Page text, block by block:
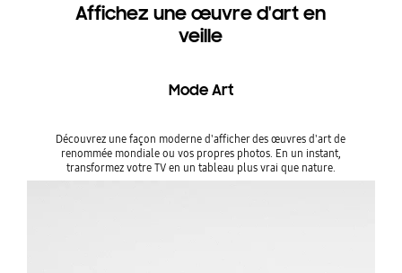
Affichez une œuvre d'art en
veille
Mode Art
Découvrez une façon moderne d'afficher des œuvres d'art de
renommée mondiale ou vos propres photos. En un instant,
transformez votre TV en un tableau plus vrai que nature.